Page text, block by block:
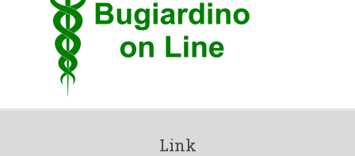
Link